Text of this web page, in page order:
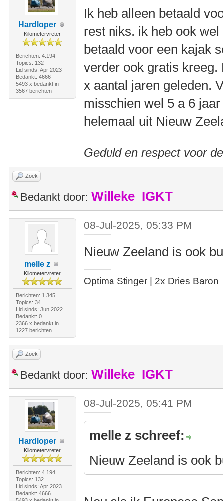
Hardloper
Kilometervreter
Berichten: 4.194
Topics: 132
Lid sinds: Apr 2023
Bedankt: 4666
5493 x bedankt in
3567 berichten
Ik heb alleen betaald
rest niks. ik heb ook
betaald voor een kajak
verder ook gratis
x aantal jaren geleden.
misschien wel 5 a 6
helemaal uit Nieuw
Geduld en respect voor
Zoek
Bedankt door: Willeke_IGKT
melle z
Kilometervreter
Berichten: 1.345
Topics: 34
Lid sinds: Jun 2022
Bedankt: 0
2366 x bedankt in
1227 berichten
08-Jul-2025, 05:33 PM
Nieuw Zeeland is ook
Optima Stinger | 2x Dries Baron
Zoek
Bedankt door: Willeke_IGKT
Hardloper
Kilometervreter
Berichten: 4.194
Topics: 132
Lid sinds: Apr 2023
Bedankt: 4666
08-Jul-2025, 05:41 PM
melle z schreef:
Nieuw Zeeland is ook